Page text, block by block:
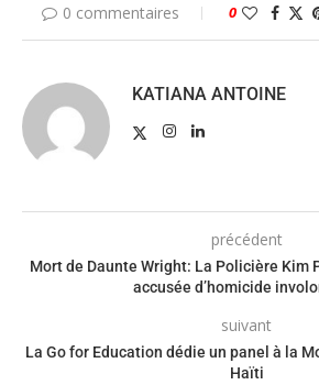
0 commentaires 0
KATIANA ANTOINE
précédent
Mort de Daunte Wright: La Policière Kim
accusée d’homicide
suivant
La Go for Education dédie un panel à la
Haïti